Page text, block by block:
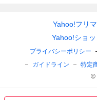
Yahoo!フリマ
Yahoo!ショ
プライバシーポリシー
ガイドライン
特定
©